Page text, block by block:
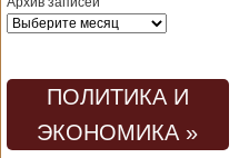
ПОЛИТИКА И
ЭКОНОМИКА »